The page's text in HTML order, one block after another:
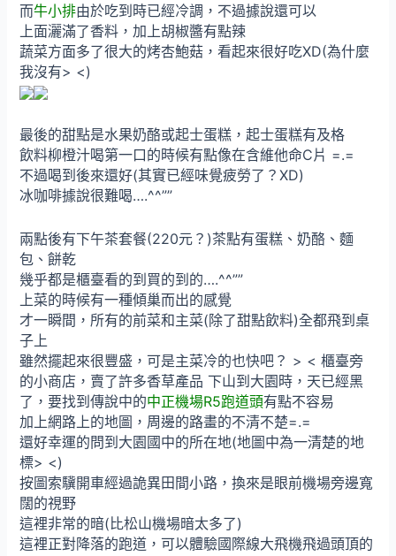
而牛小排由於吃到時已經冷調，不過據說還可以
上面灑滿了香料，加上胡椒醬有點辣
蔬菜方面多了很大的烤杏鮑菇，看起來很好吃XD(為什麼
我沒有> <)
最後的甜點是水果奶酪或起士蛋糕，起士蛋糕有及格
飲料柳橙汁喝第一口的時候有點像在含維他命C片 =.=
不過喝到後來還好(其實已經味覺疲勞了？XD)
冰咖啡據說很難喝….^^””
兩點後有下午茶套餐(220元？)茶點有蛋糕、奶酪、麵
包、餅乾
幾乎都是櫃臺看的到買的到的….^^””
上菜的時候有一種傾巢而出的感覺
才一瞬間，所有的前菜和主菜(除了甜點飲料)全都飛到桌
子上
雖然擺起來很豐盛，可是主菜冷的也快吧？ > < 櫃臺旁
的小商店，賣了許多香草產品 下山到大園時，天已經黑
了，要找到傳說中的中正機場R5跑道頭有點不容易
加上網路上的地圖，周邊的路畫的不清不楚=.=
還好幸運的問到大園國中的所在地(地圖中為一清楚的地
標> <)
按圖索驥開車經過詭異田間小路，換來是眼前機場旁邊寬
闊的視野
這裡非常的暗(比松山機場暗太多了)
這裡正對降落的跑道，可以體驗國際線大飛機飛過頭頂的